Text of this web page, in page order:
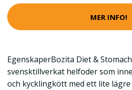
MER INFO!
EgenskaperBozita Diet &
svensktillverkat helfoder som
och kycklingkött med ett lite